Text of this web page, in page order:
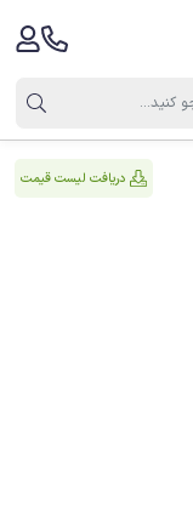
دریافت لیست قیمت